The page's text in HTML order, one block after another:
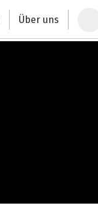
Über uns